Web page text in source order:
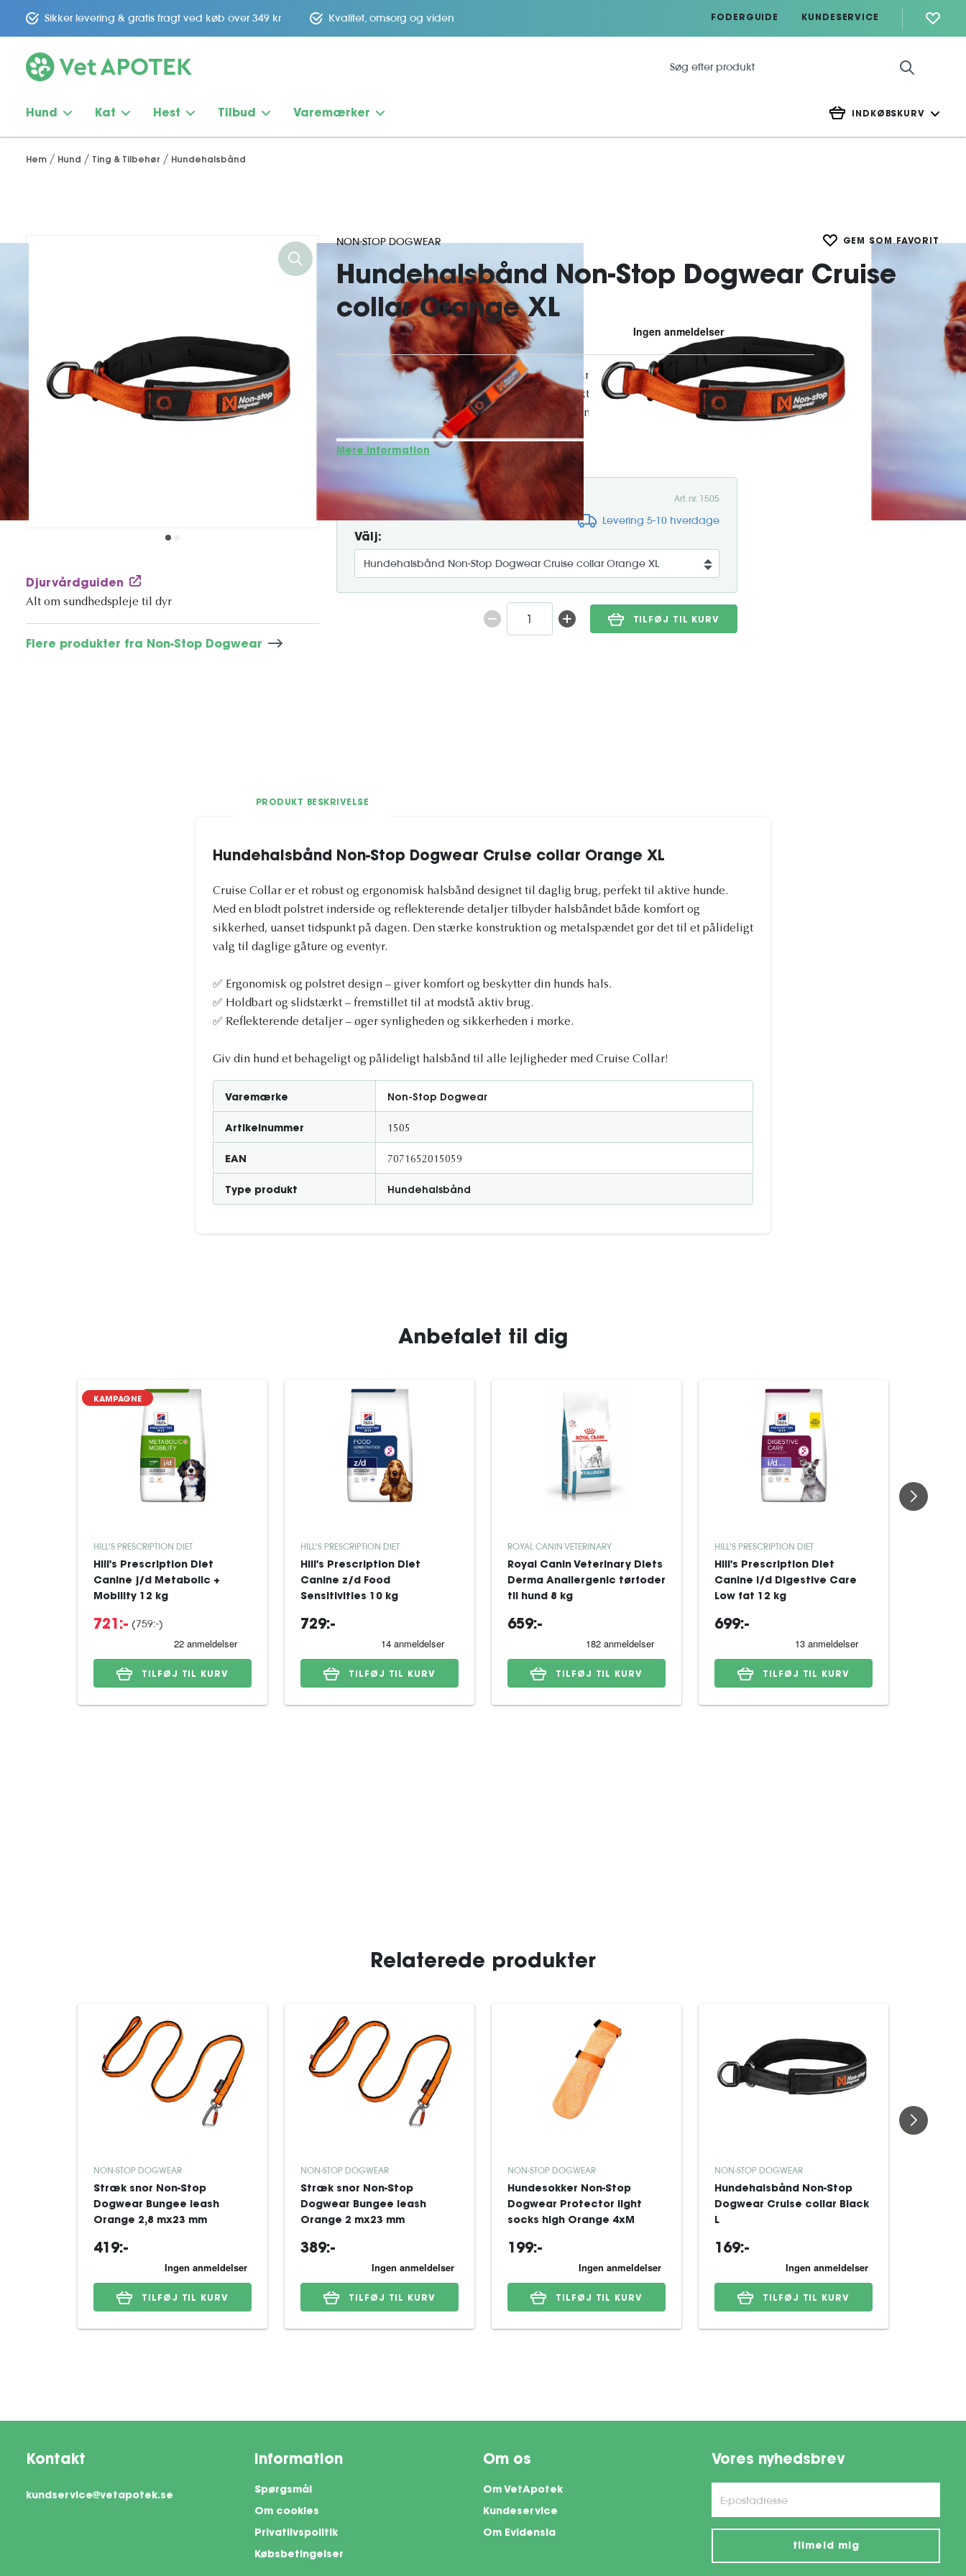
Sikker levering & gratis fragt ved køb over 349 kr Kvalitet, omsorg og viden FODERGUIDE KUNDESERVICE
Hund Kat Hest Tilbud Varemærker INDKØBSKURV
Hem Hund Ting & Tilbehør Hundehalsbånd
Djurvårdguiden
Alt om sundhedspleje til dyr
Flere produkter fra Non-Stop Dogwear
NON-STOP DOGWEAR GEM SOM FAVORIT
Hundehalsbånd Non-Stop Dogwear Cruise
collar Orange XL
Cruise Collar er et robust og ergonomisk halsbånd designet til daglig brug, perfekt til aktive
hunde. Med en blødt polstret inderside og reflekterende detaljer tilbyder halsbåndet både
komfort og sikkerhed, uanset tidspunkt på dagen. Den stærke konstruktion og
metalspændet gør det til et pålideligt valg ti...
Mere information
169:- Art. nr. 1505
Levering 5-10 hverdage
Välj:
TILFØJ TIL KURV
PRODUKT BESKRIVELSE
Hundehalsbånd Non-Stop Dogwear Cruise collar Orange XL
Cruise Collar er et robust og ergonomisk halsbånd designet til daglig brug, perfekt til aktive hunde.
Med en blødt polstret inderside og reflekterende detaljer tilbyder halsbåndet både komfort og
sikkerhed, uanset tidspunkt på dagen. Den stærke konstruktion og metalspændet gør det til et pålideligt
valg til daglige gåture og eventyr.
✅ Ergonomisk og polstret design – giver komfort og beskytter din hunds hals.
✅ Holdbart og slidstærkt – fremstillet til at modstå aktiv brug.
✅ Reflekterende detaljer – øger synligheden og sikkerheden i mørke.
Giv din hund et behageligt og pålideligt halsbånd til alle lejligheder med Cruise Collar!
Varemærke Non-Stop Dogwear
Artikelnummer 1505
EAN 7071652015059
Type produkt Hundehalsbånd
Anbefalet til dig
KAMPAGNE
HILL'S PRESCRIPTION DIET
Hill's Prescription Diet
Canine j/d Metabolic +
Mobility 12 kg
721:- (759:-)
TILFØJ TIL KURV
HILL'S PRESCRIPTION DIET
Hill's Prescription Diet
Canine z/d Food
Sensitivities 10 kg
729:-
TILFØJ TIL KURV
ROYAL CANIN VETERINARY
Royal Canin Veterinary Diets
Derma Anallergenic tørfoder
til hund 8 kg
659:-
TILFØJ TIL KURV
HILL'S PRESCRIPTION DIET
Hill's Prescription Diet
Canine i/d Digestive Care
Low fat 12 kg
699:-
TILFØJ TIL KURV
Relaterede produkter
NON-STOP DOGWEAR
Stræk snor Non-Stop
Dogwear Bungee leash
Orange 2,8 mx23 mm
419:-
TILFØJ TIL KURV
NON-STOP DOGWEAR
Stræk snor Non-Stop
Dogwear Bungee leash
Orange 2 mx23 mm
389:-
TILFØJ TIL KURV
NON-STOP DOGWEAR
Hundesokker Non-Stop
Dogwear Protector light
socks high Orange 4xM
199:-
TILFØJ TIL KURV
NON-STOP DOGWEAR
Hundehalsbånd Non-Stop
Dogwear Cruise collar Black
L
169:-
TILFØJ TIL KURV
Kontakt
kundservice@vetapotek.se
Information
Spørgsmål
Om cookies
Privatlivspolitik
Købsbetingelser
Om os
Om VetApotek
Kundeservice
Om Evidensia
Vores nyhedsbrev
tilmeld mig